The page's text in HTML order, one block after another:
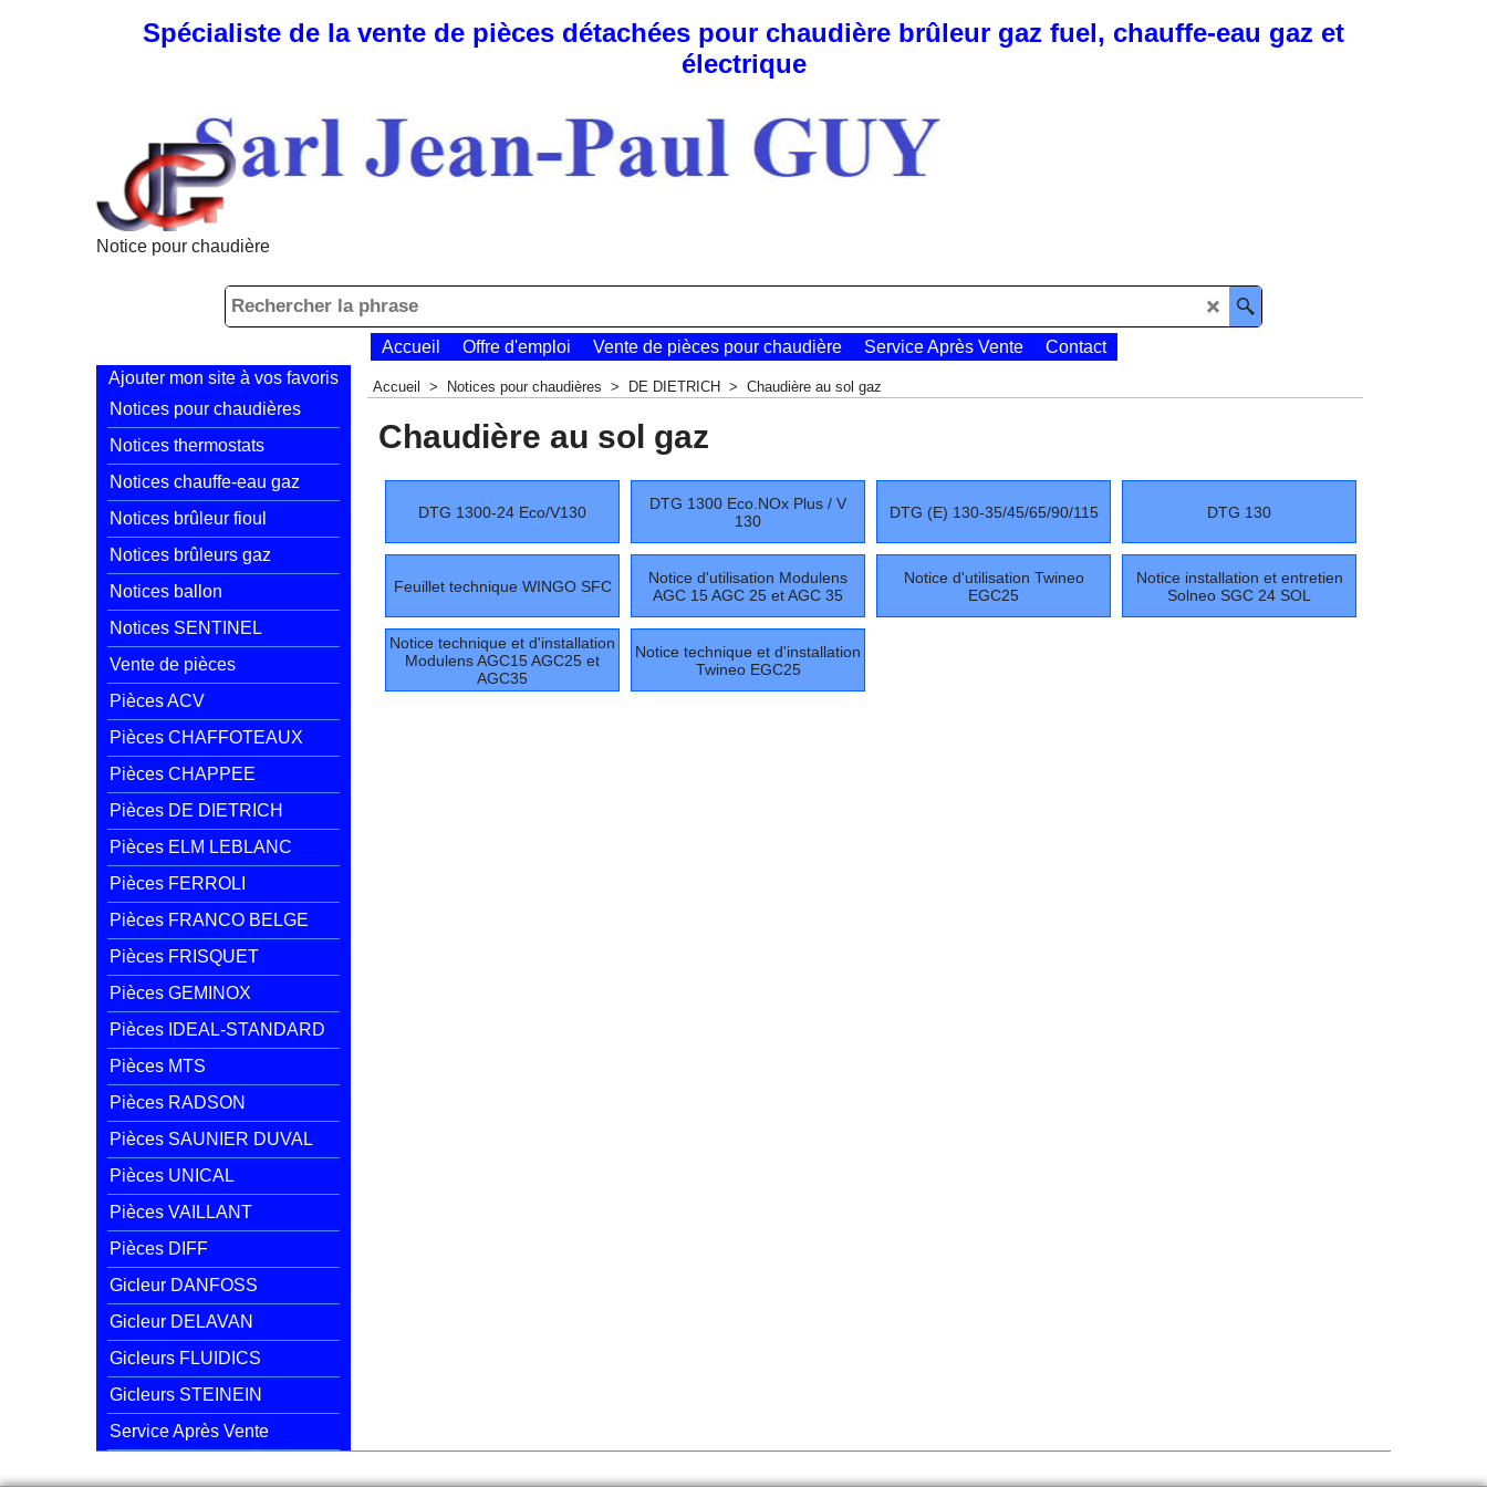
Spécialiste de la vente de pièces détachées pour chaudière brûleur gaz fuel, chauffe-eau gaz et
électrique
Notice pour chaudière
Accueil Offre d'emploi Vente de pièces pour chaudière Service Après Vente
Contact
Ajouter mon site à vos favoris
Notices pour chaudières
Notices thermostats
Notices chauffe-eau gaz
Notices brûleur fioul
Notices brûleurs gaz
Notices ballon
Notices SENTINEL
Vente de pièces
Pièces ACV
Pièces CHAFFOTEAUX
Pièces CHAPPEE
Pièces DE DIETRICH
Pièces ELM LEBLANC
Pièces FERROLI
Pièces FRANCO BELGE
Pièces FRISQUET
Pièces GEMINOX
Pièces IDEAL-STANDARD
Pièces MTS
Pièces RADSON
Pièces SAUNIER DUVAL
Pièces UNICAL
Pièces VAILLANT
Pièces DIFF
Gicleur DANFOSS
Gicleur DELAVAN
Gicleurs FLUIDICS
Gicleurs STEINEIN
Service Après Vente
Accueil > Notices pour chaudières > DE DIETRICH > Chaudière au sol gaz
Chaudière au sol gaz
DTG 1300-24 Eco/V130
DTG 1300 Eco.NOx Plus / V
130
DTG (E) 130-35/45/65/90/115 DTG 130
Feuillet technique WINGO SFC
Notice d'utilisation Modulens
AGC 15 AGC 25 et AGC 35
Notice d'utilisation Twineo
EGC25
Notice installation et entretien
Solneo SGC 24 SOL
Notice technique et d'installation
Modulens AGC15 AGC25 et
AGC35
Notice technique et d'installation
Twineo EGC25